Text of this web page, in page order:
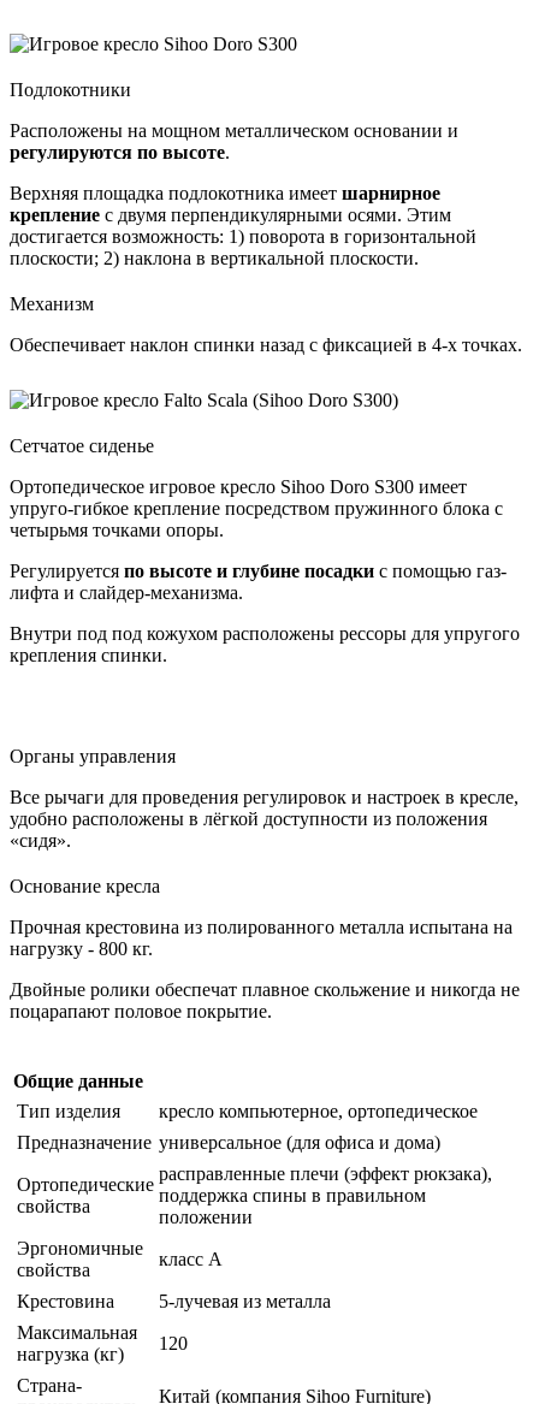
Подлокотники
Расположены на мощном металлическом основании и
регулируются по высоте.
Верхняя площадка подлокотника имеет шарнирное
крепление с двумя перпендикулярными осями. Этим
достигается возможность: 1) поворота в горизонтальной
плоскости; 2) наклона в вертикальной плоскости.
Механизм
Обеспечивает наклон спинки назад с фиксацией в 4-х точках.
Сетчатое сиденье
Ортопедическое игровое кресло Sihoo Doro S300 имеет
упруго-гибкое крепление посредством пружинного блока с
четырьмя точками опоры.
Регулируется по высоте и глубине посадки с помощью газ-
лифта и слайдер-механизма.
Внутри под под кожухом расположены рессоры для упругого
крепления спинки.
Органы управления
Все рычаги для проведения регулировок и настроек в кресле,
удобно расположены в лёгкой доступности из положения
«сидя».
Основание кресла
Прочная крестовина из полированного металла испытана на
нагрузку - 800 кг.
Двойные ролики обеспечат плавное скольжение и никогда не
поцарапают половое покрытие.
Общие данные
Тип изделия
кресло компьютерное, ортопедическое
Предназначение универсальное (для офиса и дома)
Ортопедические
свойства
расправленные плечи (эффект рюкзака),
поддержка спины в правильном
положении
Эргономичные
свойства
класс A
Крестовина
5-лучевая из металла
Максимальная
нагрузка (кг)
120
Страна-
Китай (компания Sihoo Furniture)